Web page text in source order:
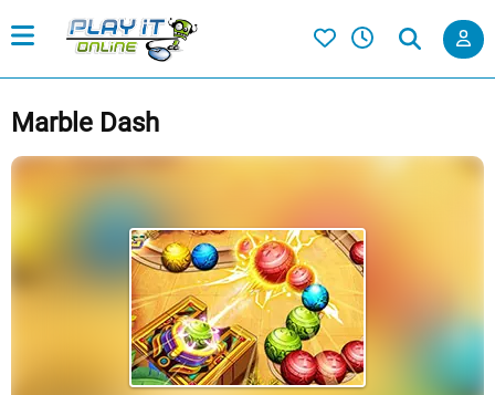
Marble Dash